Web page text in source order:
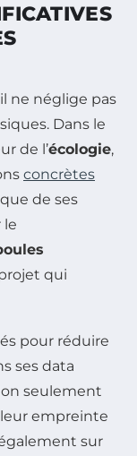
ne néglige pas
Dans le
de l’écologie,
concrètes
de ses
le
qui
pour réduire
ses data
seulement
empreinte
sur